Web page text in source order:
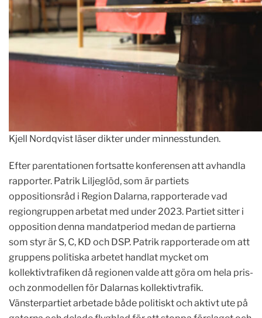
Kjell Nordqvist läser dikter under minnesstunden.
Efter parentationen fortsatte konferensen att avhandla
rapporter. Patrik Liljeglöd, som är partiets
oppositionsråd i Region Dalarna, rapporterade vad
regiongruppen arbetat med under 2023. Partiet sitter i
opposition denna mandatperiod medan de partierna
som styr är S, C, KD och DSP. Patrik rapporterade om att
gruppens politiska arbetet handlat mycket om
kollektivtrafiken då regionen valde att göra om hela pris-
och zonmodellen för Dalarnas kollektivtrafik.
Vänsterpartiet arbetade både politiskt och aktivt ute på